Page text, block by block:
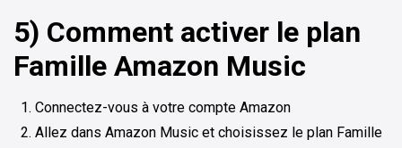
5) Comment activer le plan
Famille Amazon Music
Connectez-vous à votre compte Amazon
Allez dans Amazon Music et choisissez le plan Famille